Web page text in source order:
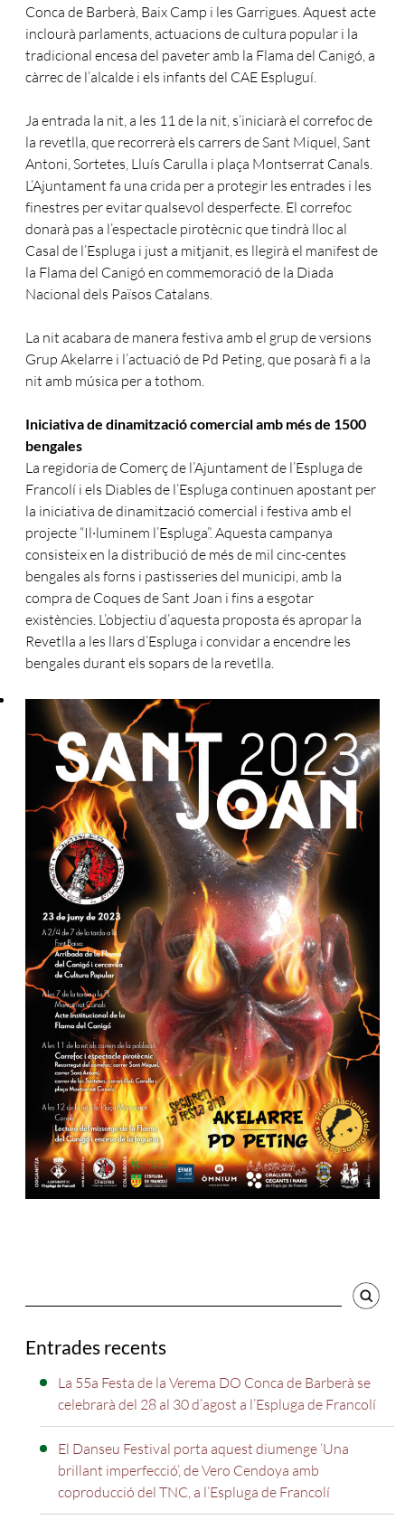
Conca de Barberà, Baix Camp i les Garrigues. Aquest acte
inclourà parlaments, actuacions de cultura popular i la
tradicional encesa del paveter amb la Flama del Canigó, a
càrrec de l’alcalde i els infants del CAE Espluguí.
Ja entrada la nit, a les 11 de la nit, s’iniciarà el correfoc de
la revetlla, que recorrerà els carrers de Sant Miquel, Sant
Antoni, Sortetes, Lluís Carulla i plaça Montserrat Canals.
L’Ajuntament fa una crida per a protegir les entrades i les
finestres per evitar qualsevol desperfecte. El correfoc
donarà pas a l’espectacle pirotècnic que tindrà lloc al
Casal de l’Espluga i just a mitjanit, es llegirà el manifest de
la Flama del Canigó en commemoració de la Diada
Nacional dels Països Catalans.
La nit acabara de manera festiva amb el grup de versions
Grup Akelarre i l’actuació de Pd Peting, que posarà fi a la
nit amb música per a tothom.
Iniciativa de dinamització comercial amb més de 1500
bengales
La regidoria de Comerç de l’Ajuntament de l’Espluga de
Francolí i els Diables de l’Espluga continuen apostant per
la iniciativa de dinamització comercial i festiva amb el
projecte “Il·luminem l’Espluga”. Aquesta campanya
consisteix en la distribució de més de mil cinc-centes
bengales als forns i pastisseries del municipi, amb la
compra de Coques de Sant Joan i fins a esgotar
existències. L’objectiu d’aquesta proposta és apropar la
Revetlla a les llars d’Espluga i convidar a encendre les
bengales durant els sopars de la revetlla.
Cercador
Entrades recents
La 55a Festa de la Verema DO Conca de Barberà se
celebrarà del 28 al 30 d’agost a l’Espluga de Francolí
El Danseu Festival porta aquest diumenge ‘Una
brillant imperfecció’, de Vero Cendoya amb
coproducció del TNC, a l’Espluga de Francolí